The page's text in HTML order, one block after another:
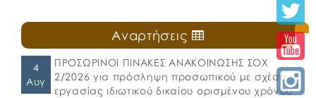
Αναρτήσεις
4
Αυγ
ΠΡΟΣΩΡΙΝΟΙ ΠΙΝΑΚΕΣ ΑΝΑΚΟΙΝΩΣΗΣ ΣΟΧ
2/2026 για πρόσληψη προσωπικού με σχέση
εργασίας ιδιωτικού δικαίου ορισμένου χρόνου